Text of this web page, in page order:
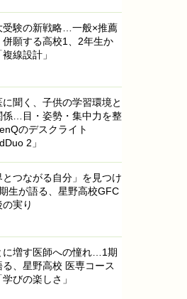
受験の新戦略…一般×推薦
併願する高校1、2年生か
線設計」
に聞く、子供の学習環境と
係…目・姿勢・集中力を整
のデスクライト
2」
とつながる自分」を見つけ
生が語る、星野高校GFC
の実り
に増す医師への憧れ…1期
る、星野高校 医専コース
びの楽しさ」